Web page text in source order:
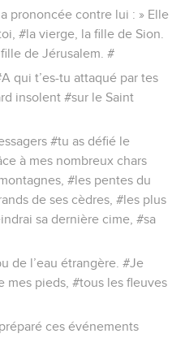
prononcée contre lui : » Elle
#la vierge, la fille de Sion.
de Jérusalem. #
qui t’es-tu attaqué par tes
insolent #sur le Saint
#tu as défié le
à mes nombreux chars
#les pentes du
de ses cèdres, #les plus
sa dernière cime, #sa
de l’eau étrangère. #Je
mes pieds, #tous les fleuves
ces événements